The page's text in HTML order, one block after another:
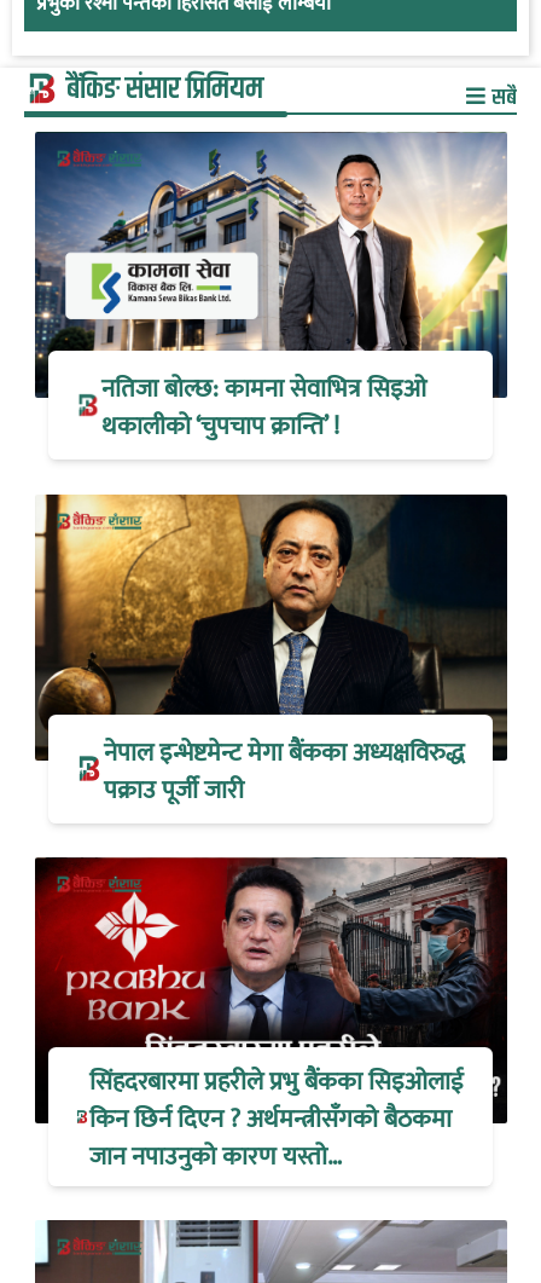
बैंकिङ संसार प्रिमियम सबै
नतिजा बोल्छ: कामना सेवाभित्र सिइओ
थकालीको ‘चुपचाप क्रान्ति’ !
नेपाल इन्भेष्टमेन्ट मेगा बैंकका अध्यक्षविरुद्ध
पक्राउ पूर्जी जारी
सिंहदरबारमा प्रहरीले प्रभु बैंकका सिइओलाई
किन छिर्न दिएन ? अर्थमन्त्रीसँगको बैठकमा
जान नपाउनुको कारण यस्तो…